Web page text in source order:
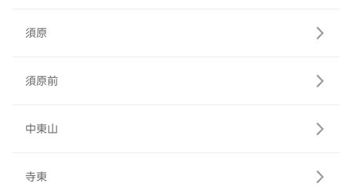
須原
須原前
中東山
寺東